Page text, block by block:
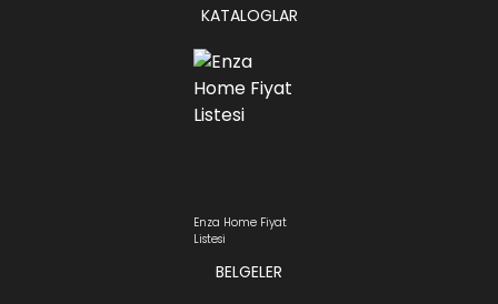
KATALOGLAR
Enza Home Fiyat
Listesi
BELGELER